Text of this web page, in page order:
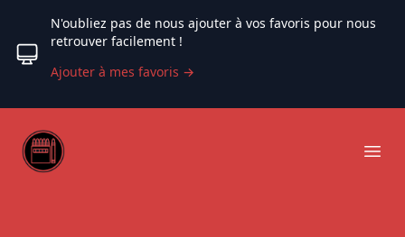
N'oubliez pas de nous ajouter à vos favoris pour nous
retrouver facilement !
Ajouter à mes favoris →
Web coloriage